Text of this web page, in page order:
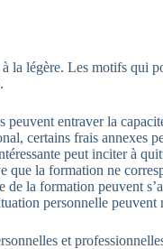
la légère. Les motifs qui
peuvent entraver la
certains frais annexes
peut inciter à
que la formation ne
la formation peuvent
personnelle
et